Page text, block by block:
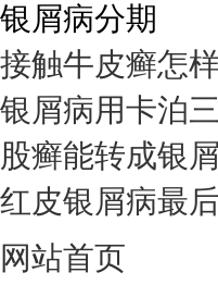
银屑病分期
接触牛皮癣怎
银屑病用卡泊
股癣能转成银
红皮银屑病最
网站首页